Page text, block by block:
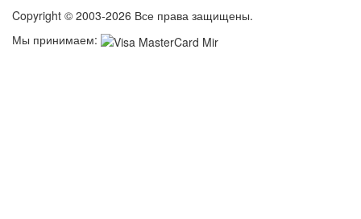
Copyright © 2003-2026 Все права защищены.
Мы принимаем: